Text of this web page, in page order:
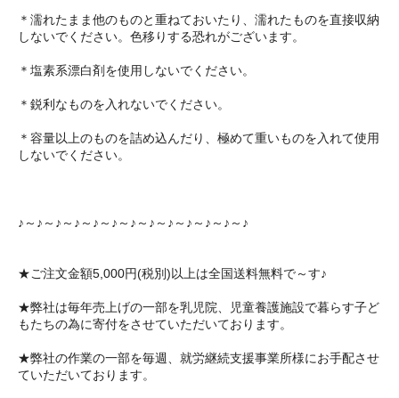
＊濡れたまま他のものと重ねておいたり、濡れたものを直接収納
しないでください。色移りする恐れがございます。
＊塩素系漂白剤を使用しないでください。
＊鋭利なものを入れないでください。
＊容量以上のものを詰め込んだり、極めて重いものを入れて使用
しないでください。
♪～♪～♪～♪～♪～♪～♪～♪～♪～♪～♪～♪～♪
★ご注文金額5,000円(税別)以上は全国送料無料で～す♪
★弊社は毎年売上げの一部を乳児院、児童養護施設で暮らす子ど
もたちの為に寄付をさせていただいております。
★弊社の作業の一部を毎週、就労継続支援事業所様にお手配させ
ていただいております。